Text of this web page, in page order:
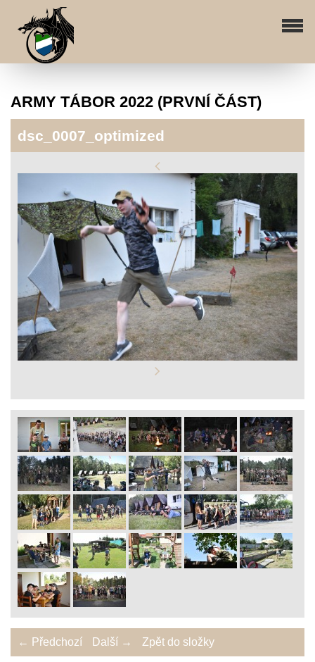
ARMY TÁBOR 2022 (PRVNÍ ČÁST)
dsc_0007_optimized
← Předchozí Další → Zpět do složky